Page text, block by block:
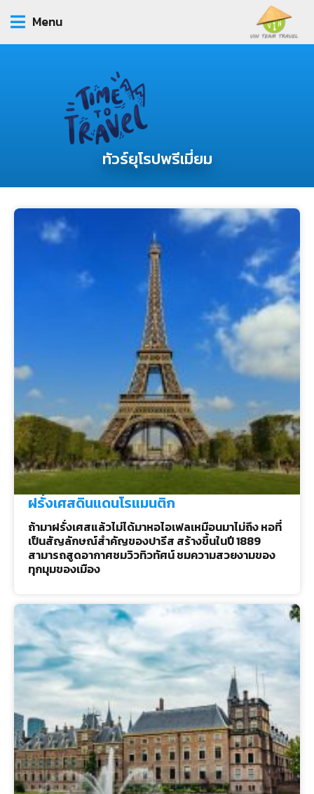
Menu
ทัวร์ยุโรปพรีเมี่ยม
ฝรั่งเศสดินแดนโรแมนติก
ถ้ามาฝรั่งเศสแล้วไม่ได้มาหอไอเฟลเหมือนมาไม่ถึง หอที่
เป็นสัญลักษณ์สำคัญของปารีส สร้างขึ้นในปี 1889
สามารถสูดอากาศชมวิวทิวทัศน์ ชมความสวยงามของ
ทุกมุมของเมือง